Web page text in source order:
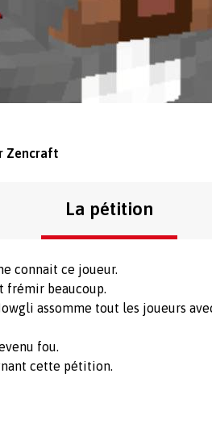
Zencraft
La pétition
connait ce joueur.
frémir beaucoup.
assomme tout les joueurs
fou.
cette pétition.